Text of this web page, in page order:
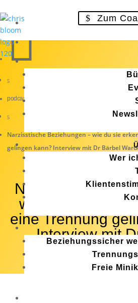
Zum
Wer
Beziehungssicher
Freie

5
podcast
5
Narzisstische Beziehungen – wie du sie
gelingen kann? Interview mit Dr Bärbel
Narzisstische
wie du sie
eine Trennung
Interview mit
Chris Bloom|